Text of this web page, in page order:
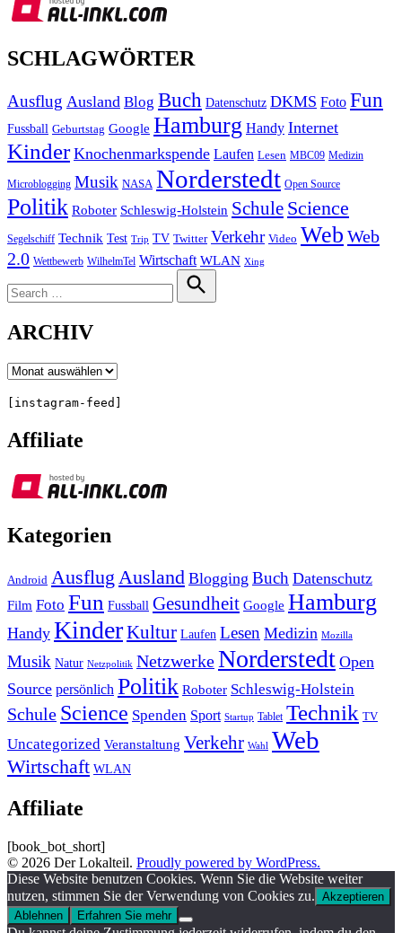
SCHLAGWÖRTER
Ausflug Ausland Blog Buch Datenschutz DKMS Foto Fun
Fussball Geburtstag Google Hamburg Handy Internet
Kinder Knochenmarkspende Laufen Lesen MBC09 Medizin
Microblogging Musik NASA Norderstedt Open Source
Politik Roboter Schleswig-Holstein Schule Science
Segelschiff Technik Test Trip TV Twitter Verkehr Video Web Web
2.0 Wettbewerb WilhelmTel Wirtschaft WLAN Xing
for:
Search
ARCHIV
Archiv
[instagram-feed]
Affiliate
Kategorien
Android Ausflug Ausland Blogging Buch Datenschutz
Film Foto Fun Fussball Gesundheit Google Hamburg
Handy KinderKultur Laufen Lesen Medizin Mozilla
Musik Natur Netzpolitik NetzwerkeNorderstedt Open
Source persönlich Politik Roboter Schleswig-Holstein
Schule Science Spenden Sport Startup Tablet Technik TV
Uncategorized Veranstaltung Verkehr Wahl Web
Wirtschaft WLAN
Affiliate
[book_bot_short]
© 2026 Der Lokalteil. Proudly powered by WordPress.
Diese Website benutzen Cookies. Wenn Sie die Website weiter
nutzen, stimmen Sie der Verwendung von Cookies zu. Akzeptieren
Ablehnen
Erfahren Sie mehr